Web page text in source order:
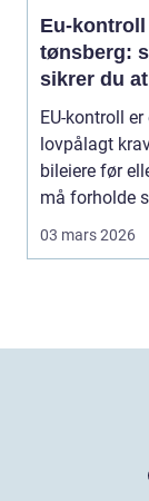
Eu-kontroll
tønsberg:
sikrer du
går gjennom
EU-kontroll er
lovpålagt
bileiere før
må forholde
03 mars 2026